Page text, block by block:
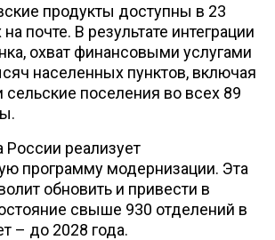
продукты доступны в 23
почте. В результате интеграции
охват финансовыми услугами
населенных пунктов, включая
поселения во всех 89
России реализует
программу модернизации. Эта
обновить и привести в
свыше 930 отделений в
– до 2028 года.